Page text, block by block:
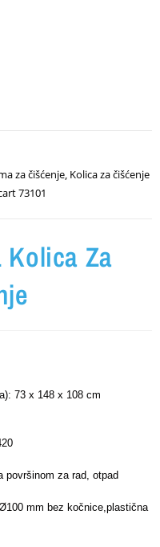
za čišćenje, Kolica za čišćenje
73101
Kolica Za
73 x 148 x 108 cm
površinom za rad, otpad
mm bez kočnice,plastična